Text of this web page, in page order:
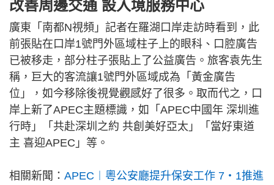
改善周邊交通 設入境服務中心
廣東「南都N視頻」記者在羅湖口岸走訪時看到，此
前張貼在口岸1號門外區域柱子上的眼科、口腔廣告
已被移走，部分柱子張貼上了公益廣告。旅客袁先生
稱，巨大的客流讓1號門外區域成為「黃金廣告
位」，如今移除後視覺觀感好了很多。取而代之，口
岸上新了APEC主題標識，如「APEC中國年 深圳進
行時」「共赴深圳之約 共創美好亞太」「當好東道
主 喜迎APEC」等。
相關新聞： APEC︱粵公安廳提升保安工作 7‧1推進